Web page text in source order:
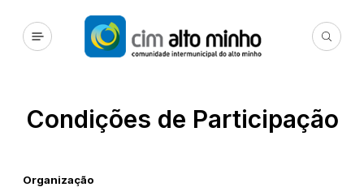
Condições de Participação
Organização